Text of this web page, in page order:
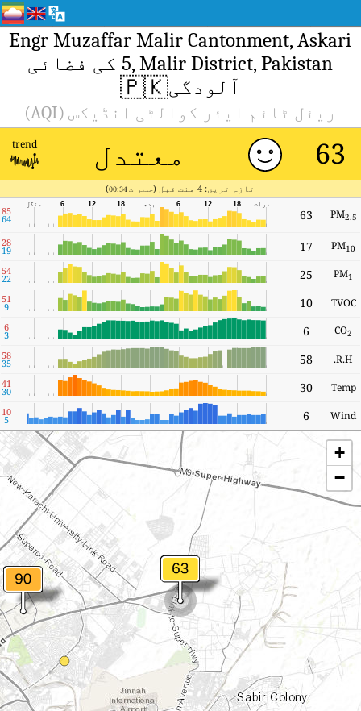
Engr Muzaffar Malir Cantonment, Askari
5, Malir District, Pakistan کی فضائی
آلودگی🇵🇰
ریئل ٹائم ایئر کوالٹی انڈیکس (AQI)
63 معتدل trend
تازہ ترین: 4 منٹ قبل ( جمعرات 00:34 )
PM2.5
63
جمعرات 18
12 بدھ 18
12 منگل
85
64
PM10
17
28
19
PM
25
54
22
TVOC
10
51
9
CO
6
6
3
R.H.
58
58
35
Temp
30
41
30
Wind
6
10
5
+
−